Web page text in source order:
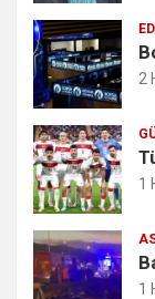
2
1
1